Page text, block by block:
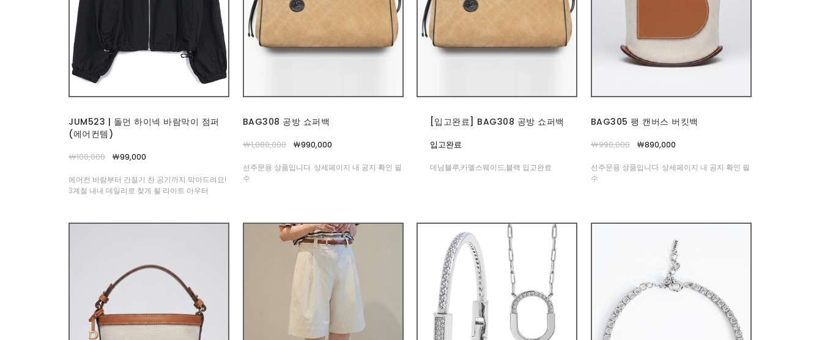
JUM523 | 돌먼 하이넥 바람막이 점퍼
(에어컨템)
￦108,000 ￦99,000
에어컨 바람부터 간절기 찬 공기까지 막아드려요!
3계절 내내 데일리로 찾게 될 라이트 아우터
BAG308 공방 쇼퍼백
￦1,080,000 ￦990,000
선주문용 상품입니다. 상세페이지 내 공지 확인 필
수
[입고완료] BAG308 공방 쇼퍼백
입고완료
데님블루,카멜스웨이드,블랙 입고완료
BAG305 팽 캔버스 버킷백
￦990,000 ￦890,000
선주문용 상품입니다. 상세페이지 내 공지 확인 필
수